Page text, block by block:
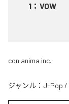
1 ： VOW
con anima inc.
ジャンル： J-Pop /